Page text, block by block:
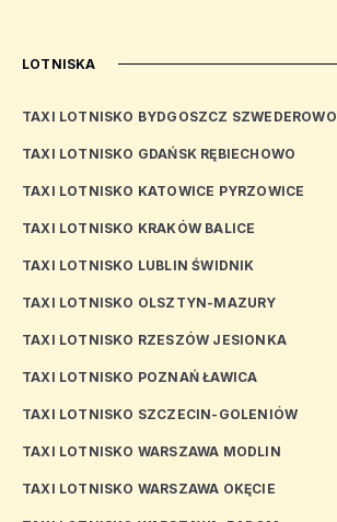
LOTNISKA
TAXI LOTNISKO BYDGOSZCZ SZWEDEROWO
TAXI LOTNISKO GDAŃSK RĘBIECHOWO
TAXI LOTNISKO KATOWICE PYRZOWICE
TAXI LOTNISKO KRAKÓW BALICE
TAXI LOTNISKO LUBLIN ŚWIDNIK
TAXI LOTNISKO OLSZTYN-MAZURY
TAXI LOTNISKO RZESZÓW JESIONKA
TAXI LOTNISKO POZNAŃ ŁAWICA
TAXI LOTNISKO SZCZECIN-GOLENIÓW
TAXI LOTNISKO WARSZAWA MODLIN
TAXI LOTNISKO WARSZAWA OKĘCIE